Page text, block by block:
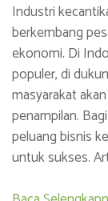
Industri
berkembang
ekonomi. Di
populer, di
masyarakat
penampilan.
peluang bisnis
untuk sukses.